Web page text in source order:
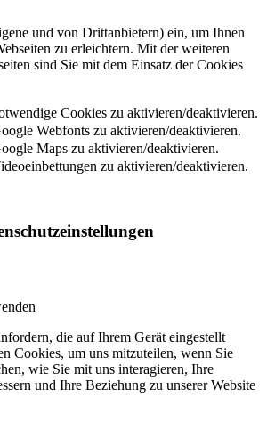
und von Drittanbietern) ein, um Ihnen
zu erleichtern. Mit der weiteren
sind Sie mit dem Einsatz der Cookies
Cookies zu aktivieren/deaktivieren.
Webfonts zu aktivieren/deaktivieren.
Maps zu aktivieren/deaktivieren.
zu aktivieren/deaktivieren.
die auf Ihrem Gerät eingestellt
Cookies, um uns mitzuteilen, wenn Sie
wie Sie mit uns interagieren, Ihre
und Ihre Beziehung zu unserer Website